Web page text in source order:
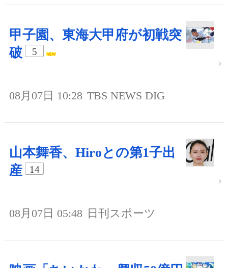
甲子園、東海大甲府が初戦突
破
5
08月07日 10:28 TBS NEWS DIG
山本舞香、Hiroとの第1子出
産
14
08月07日 05:48 日刊スポーツ